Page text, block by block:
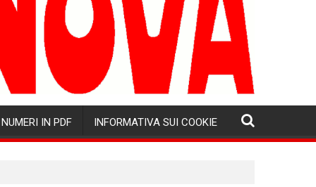
NUMERI IN PDF INFORMATIVA SUI COOKIE